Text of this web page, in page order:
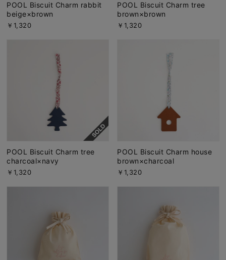
POOL Biscuit Charm rabbit
beige×brown
￥1,320
POOL Biscuit Charm tree
brown×brown
￥1,320
POOL Biscuit Charm tree
charcoal×navy
￥1,320
POOL Biscuit Charm house
brown×charcoal
￥1,320